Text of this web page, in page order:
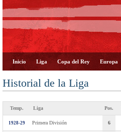
Inicio Liga Copa del Rey Europa
Historial de la Liga
Temp. Liga Pos.
1928-29 Primera División 6